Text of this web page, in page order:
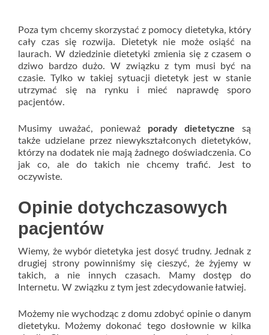
Poza tym chcemy skorzystać z pomocy dietetyka, który
cały czas się rozwija. Dietetyk nie może osiąść na
laurach. W dziedzinie dietetyki zmienia się z czasem o
dziwo bardzo dużo. W związku z tym musi być na
czasie. Tylko w takiej sytuacji dietetyk jest w stanie
utrzymać się na rynku i mieć naprawdę sporo
pacjentów.
Musimy uważać, ponieważ porady dietetyczne są
także udzielane przez niewykształconych dietetyków,
którzy na dodatek nie mają żadnego doświadczenia. Co
jak co, ale do takich nie chcemy trafić. Jest to
oczywiste.
Opinie dotychczasowych
pacjentów
Wiemy, że wybór dietetyka jest dosyć trudny. Jednak z
drugiej strony powinniśmy się cieszyć, że żyjemy w
takich, a nie innych czasach. Mamy dostęp do
Internetu. W związku z tym jest zdecydowanie łatwiej.
Możemy nie wychodząc z domu zdobyć opinie o danym
dietetyku. Możemy dokonać tego dosłownie w kilka